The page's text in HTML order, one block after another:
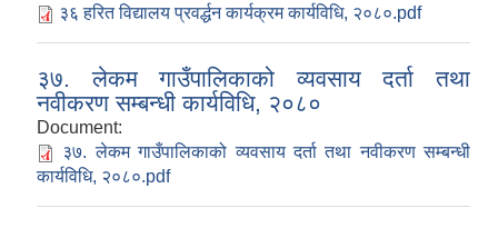
३६ हरित विद्यालय प्रवर्द्धन कार्यक्रम कार्यविधि, २०८०.pdf
३७. लेकम गाउँपालिकाको व्यवसाय दर्ता तथा
नवीकरण सम्बन्धी कार्यविधि, २०८०
Document:
३७. लेकम गाउँपालिकाको व्यवसाय दर्ता तथा नवीकरण सम्बन्धी
कार्यविधि, २०८०.pdf